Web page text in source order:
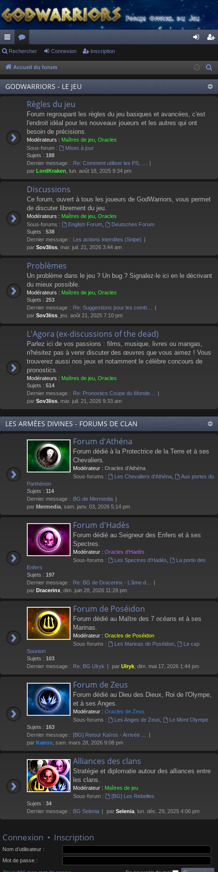
ac
co
ur
ci
or
u
m
s
ne
xi
on
cri
pti
on
Rechercher Connexion Inscription
Accueil du forum
GODWARRIORS - LE JEU
Règles du jeu
Forum regroupant les règles du jeu basiques et avancées, c'est
l'endroit idéal pour les nouveaux joueurs et les autres qui ont
besoin de précisions.
Modérateurs : Maîtres de jeu Oracles
Sous-forum :
Mises à jour
Sujets : 188
Dernier message : Re: Comment utiliser les PS, …
par LordKraken , lun. août 18, 2025 9:34 pm
Discussions
Ce forum, ouvert à tous les joueurs de GodWarriors, vous permet
de discuter librement du jeu.
Modérateurs : Maîtres de jeu Oracles
Sous-forums :
English Forum,
Deutsches Forum
Sujets : 538
Dernier message : Les actions interdites (Snipe)
par Sov3liss , mar. juil. 21, 2026 3:44 am
Problèmes
Un problème dans le jeu ? Un bug ? Signalez-le ici en le décrivant
du mieux possible.
Modérateurs : Maîtres de jeu Oracles
Sujets : 253
Dernier message : Re: Suggestions pour les comb…
par Sov3liss , jeu. août 21, 2025 7:10 pm
L'Agora (ex-discussions of the dead)
Parlez ici de vos passions : films, musique, livres ou mangas,
n'hésitez pas à venir discuter des œuvres que vous aimez ! Vous
trouverez aussi nos jeux et notamment le célèbre concours de
pronostics.
Modérateurs : Maîtres de jeu Oracles
Sujets : 514
Dernier message : Re: Pronostics Coupe du Monde…
par Sov3liss , mar. juil. 21, 2026 9:33 am
LES ARMÉES DIVINES - FORUMS DE CLAN
Forum d'Athéna
Forum dédié à la Protectrice de la Terre et à ses
Chevaliers.
Modérateur : Oracles d'Athéna
Sous-forums :
Les Chevaliers d'Athéna,
Aux portes du
Parthénon
Sujets : 114
Dernier message : BG de Mermedia
par Mermedia , sam. janv. 03, 2026 5:14 pm
Forum d'Hadès
Forum dédié au Seigneur des Enfers et à ses
Spectres.
Modérateur : Oracles d'Hadès
Sous-forums :
Les Spectres d'Hadès
La porte des
Enfers
Sujets : 197
Dernier message : Re: BG de Dracerinx - L'âme d…
par Dracerinx , dim. juin 28, 2026 11:28 pm
Forum de Poséidon
Forum dédié au Maître des 7 océans et à ses
Marinas.
Modérateur : Oracles de Poséidon
Sous-forums :
Les Marinas de Poséidon,
Le cap
Sounion
Sujets : 103
Dernier message : Re: BG Ulryk par Ulryk , dim. mai 17, 2026 1:44 pm
Forum de Zeus
Forum dédié au Dieu des Dieux, Roi de l'Olympe,
et à ses Anges.
Modérateur : Oracles de Zeus
Sous-forums :
Les Anges de Zeus
Le Mont Olympe
Sujets : 163
Dernier message : [BG] Retour Kaïros - Arrivée …
par Kaïros , sam. mars 28, 2026 9:08 pm
Alliances des clans
Stratégie et diplomatie autour des alliances entre
les clans.
Modérateur : Maîtres de jeu
Sous-forum :
[BG] Les Rebelles
Sujets : 34
Dernier message : BG Selenia par Selenia , lun. déc. 29, 2025 4:06 pm
Connexion • Inscription
Nom d’utilisateur :
Mot de passe :